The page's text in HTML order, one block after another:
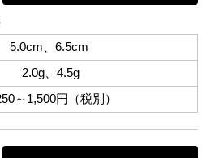
5.0cm、​6.5cm
2.0g、​4.5g
～1,500円（税別）